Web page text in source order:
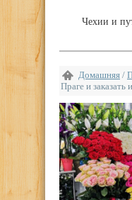
Чехии и
Домашняя /
Праге и заказать